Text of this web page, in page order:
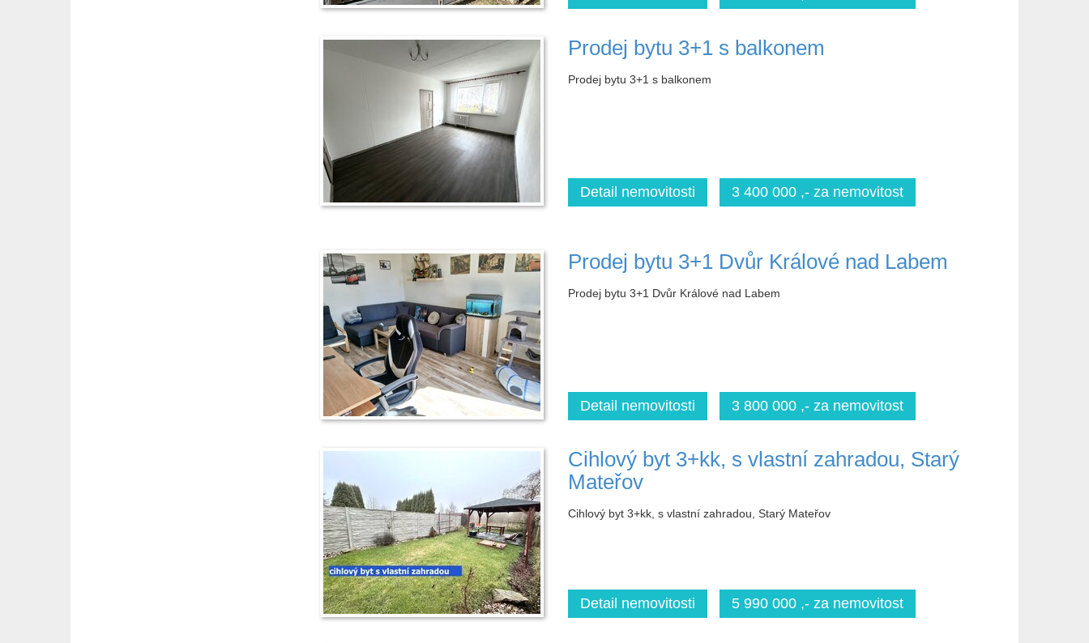
Prodej bytu 3+1 s balkonem
Prodej bytu 3+1 s balkonem
Detail nemovitosti 3 400 000 ,- za nemovitost
Prodej bytu 3+1 Dvůr Králové nad Labem
Prodej bytu 3+1 Dvůr Králové nad Labem
Detail nemovitosti 3 800 000 ,- za nemovitost
Cihlový byt 3+kk, s vlastní zahradou, Starý
Mateřov
Cihlový byt 3+kk, s vlastní zahradou, Starý Mateřov
Detail nemovitosti 5 990 000 ,- za nemovitost